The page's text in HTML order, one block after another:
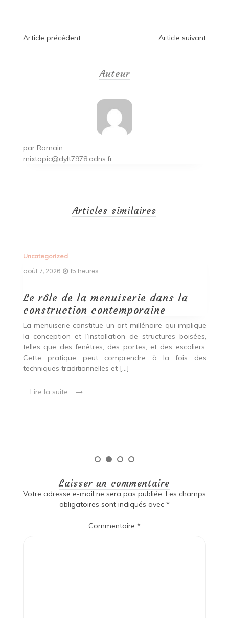
Navigation
Article précédent Article suivant
Auteur
par Romain
mixtopic@dylt7978.odns.fr
Articles similaires
Uncategorized
août 7, 2026 15 heures
Le rôle de la menuiserie dans la
construction contemporaine
La menuiserie constitue un art millénaire qui implique
la conception et l’installation de structures boisées,
telles que des fenêtres, des portes, et des escaliers.
Cette pratique peut comprendre à la fois des
techniques traditionnelles et […]
Lire la suite
Laisser un commentaire
Votre adresse e-mail ne sera pas publiée. Les champs
obligatoires sont indiqués avec *
Commentaire *